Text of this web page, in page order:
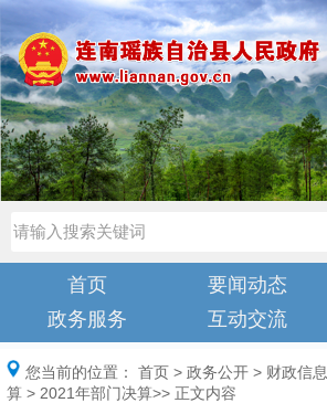
首页 要闻动态
政务服务
互动交流
您当前的位置： 首页 > 政务公开 > 财政信息
算 > 2021年部门决算>> 正文内容